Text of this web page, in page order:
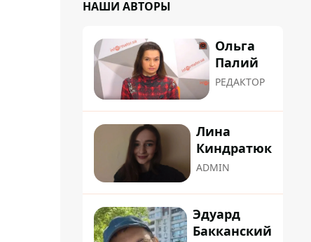
НАШИ АВТОРЫ
Ольга
Палий
РЕДАКТОР
Лина
Киндратюк
ADMIN
Эдуард
Бакканский